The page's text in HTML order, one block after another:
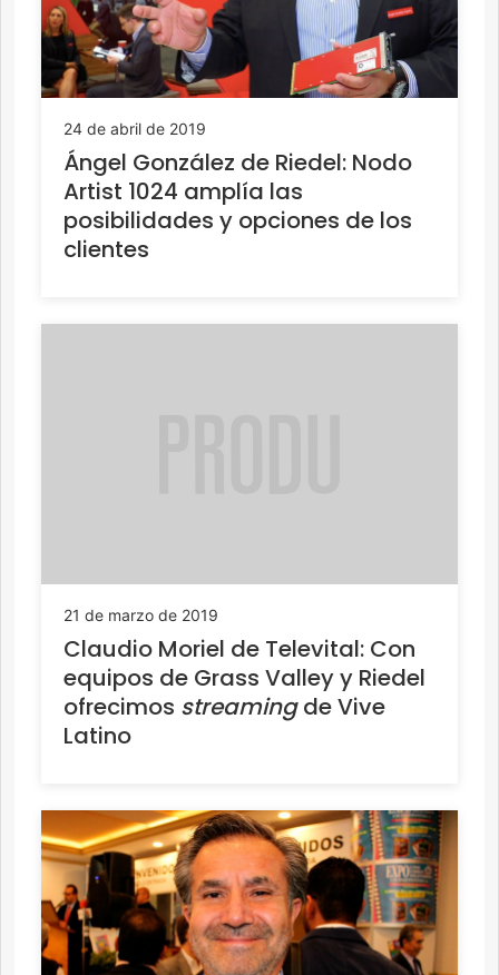
24 de abril de 2019
Ángel González de Riedel: Nodo
Artist 1024 amplía las
posibilidades y opciones de los
clientes
21 de marzo de 2019
Claudio Moriel de Televital: Con
equipos de Grass Valley y Riedel
ofrecimos streamingde Vive
Latino